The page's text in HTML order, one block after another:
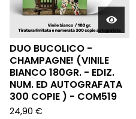
DUO BUCOLICO -
CHAMPAGNE! (VINILE
BIANCO 180GR. - EDIZ.
NUM. ED AUTOGRAFATA
300 COPIE ) - COM519
24,90 €